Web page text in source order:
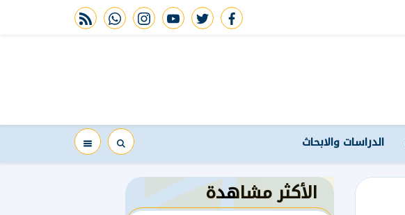
facebook
twitter
youtube
instagram
whatsapp
rss feed
الدراسات والابحاث
الأكثر مشاهدة